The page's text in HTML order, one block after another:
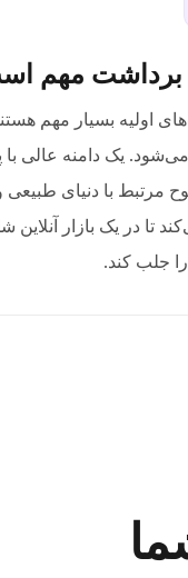
برداشت مهم
اولیه بسیار مهم
مرتبط با دنیای
تا در یک بازار
جلب کند.